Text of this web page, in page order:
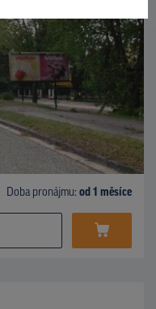
Doba pronájmu: od 1 měsíce